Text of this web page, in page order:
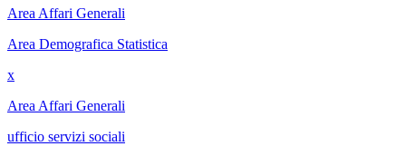
Area Affari Generali
Area Demografica Statistica
x
Area Affari Generali
ufficio servizi sociali